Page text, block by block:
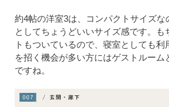
約4帖の洋室3は、コンパクトサイズな
としてちょうどいいサイズ感です。も
トもついているので、寝室としても利
を招く機会が多い方にはゲストルーム
ですね。